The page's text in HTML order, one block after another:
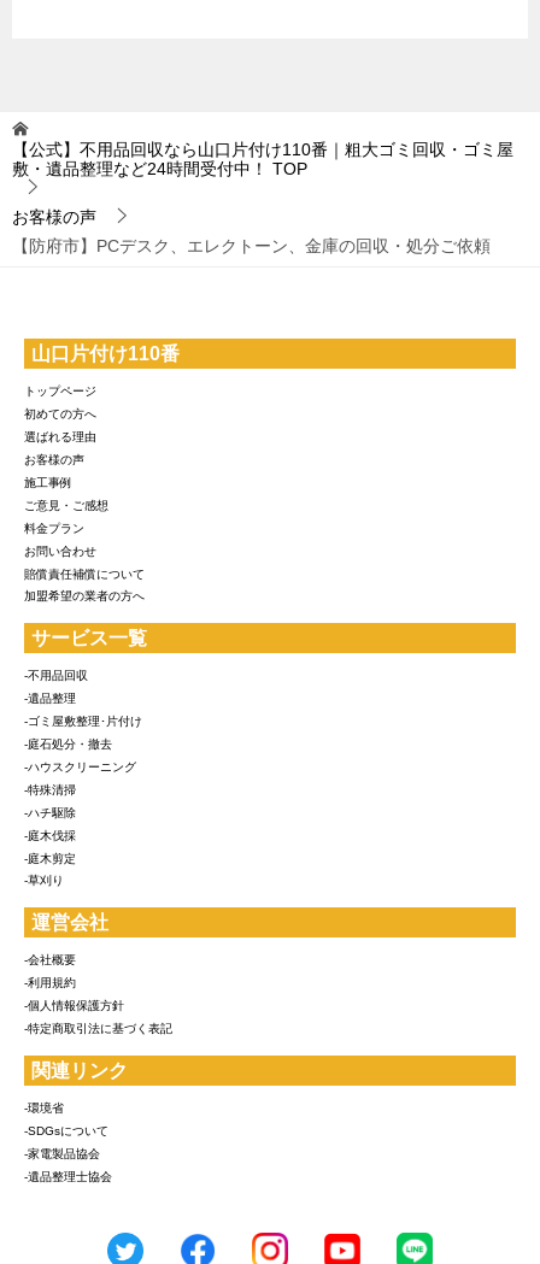
【公式】不用品回収なら山口片付け110番｜粗大ゴミ回収・ゴミ屋
敷・遺品整理など24時間受付中！
TOP
お客様の声
【防府市】PCデスク、エレクトーン、金庫の回収・処分ご依頼
山口片付け110番
トップページ
初めての方へ
選ばれる理由
お客様の声
施工事例
ご意見・ご感想
料金プラン
お問い合わせ
賠償責任補償について
加盟希望の業者の方へ
サービス一覧
-不用品回収
-遺品整理
-ゴミ屋敷整理･片付け
-庭石処分・撤去
-ハウスクリーニング
-特殊清掃
-ハチ駆除
-庭木伐採
-庭木剪定
-草刈り
運営会社
-会社概要
-利用規約
-個人情報保護方針
-特定商取引法に基づく表記
関連リンク
-環境省
-SDGsについて
-家電製品協会
-遺品整理士協会